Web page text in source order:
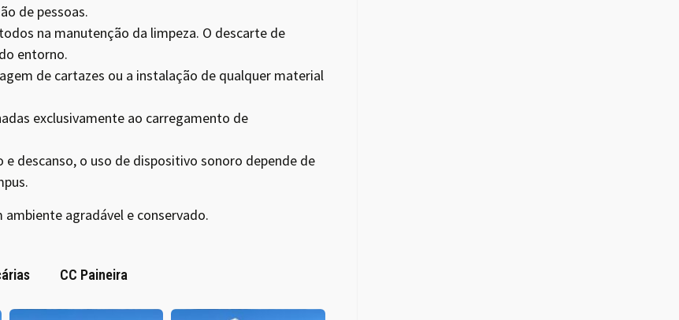
de pessoas.
na manutenção da limpeza. O descarte de
entorno.
de cartazes ou a instalação de qualquer material
exclusivamente ao carregamento de
descanso, o uso de dispositivo sonoro depende de
agradável e conservado.
CC Paineira